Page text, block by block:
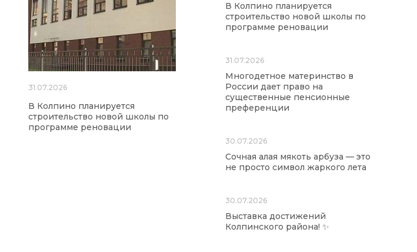
31.07.2026
В Колпино планируется
строительство новой школы по
программе реновации
В Колпино планируется
строительство новой школы по
программе реновации
31.07.2026
Многодетное материнство в
России дает право на
существенные пенсионные
преференции
30.07.2026
Сочная алая мякоть арбуза — это
не просто символ жаркого лета
30.07.2026
Выставка достижений
Колпинского района! ✨